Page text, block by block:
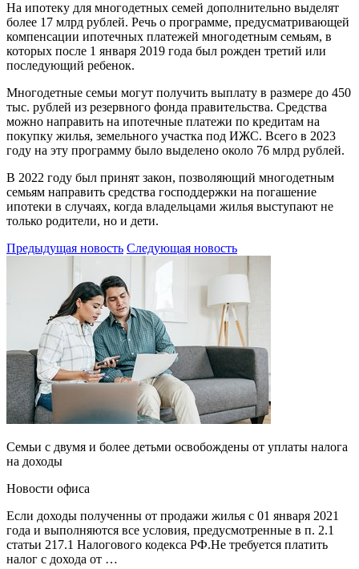
На ипотеку для многодетных семей дополнительно выделят
более 17 млрд рублей. Речь о программе, предусматривающей
компенсации ипотечных платежей многодетным семьям, в
которых после 1 января 2019 года был рожден третий или
последующий ребенок.
Многодетные семьи могут получить выплату в размере до 450
тыс. рублей из резервного фонда правительства. Средства
можно направить на ипотечные платежи по кредитам на
покупку жилья, земельного участка под ИЖС. Всего в 2023
году на эту программу было выделено около 76 млрд рублей.
В 2022 году был принят закон, позволяющий многодетным
семьям направить средства господдержки на погашение
ипотеки в случаях, когда владельцами жилья выступают не
только родители, но и дети.
Предыдущая новость Следующая новость
Семьи с двумя и более детьми освобождены от уплаты налога
на доходы
Новости офиса
Если доходы полученны от продажи жилья с 01 января 2021
года и выполняются все условия, предусмотренные в п. 2.1
статьи 217.1 Налогового кодекса РФ.Не требуется платить
налог с дохода от …